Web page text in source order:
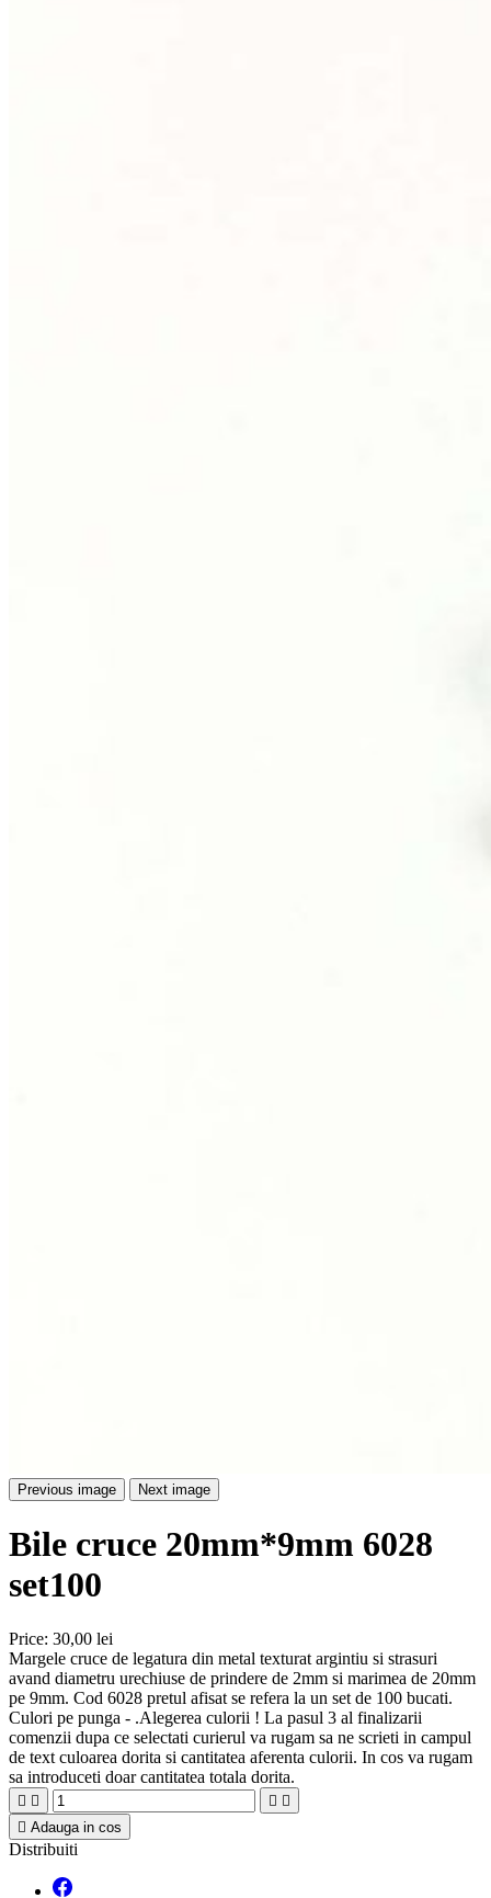
Previous image Next image
Bile cruce 20mm*9mm 6028
set100
Price: 30,00 lei
Margele cruce de legatura din metal texturat argintiu si strasuri
avand diametru urechiuse de prindere de 2mm si marimea de 20mm
pe 9mm. Cod 6028 pretul afisat se refera la un set de 100 bucati.
Culori pe punga - .Alegerea culorii ! La pasul 3 al finalizarii
comenzii dupa ce selectati curierul va rugam sa ne scrieti in campul
de text culoarea dorita si cantitatea aferenta culorii. In cos va rugam
sa introduceti doar cantitatea totala dorita.
   
 Adauga in cos
Distribuiti